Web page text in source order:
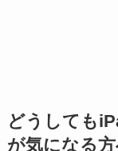
どうしても
が気になる